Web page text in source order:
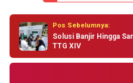
Pos Sebelumnya:
Solusi Banjir Hingga
TTG XIV